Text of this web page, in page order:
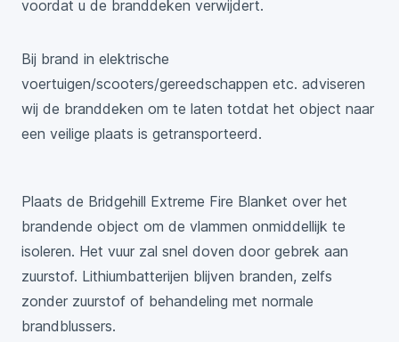
voordat u de branddeken verwijdert.
Bij brand in elektrische
voertuigen/scooters/gereedschappen etc. adviseren
wij de branddeken om te laten totdat het object naar
een veilige plaats is getransporteerd.
Plaats de Bridgehill Extreme Fire Blanket over het
brandende object om de vlammen onmiddellijk te
isoleren. Het vuur zal snel doven door gebrek aan
zuurstof. Lithiumbatterijen blijven branden, zelfs
zonder zuurstof of behandeling met normale
brandblussers.